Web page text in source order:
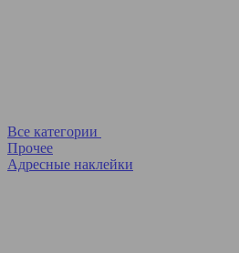
Все категории
Прочее
Адресные наклейки